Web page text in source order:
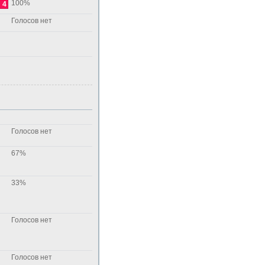
4 100%
Голосов нет
Голосов нет
67%
33%
Голосов нет
Голосов нет